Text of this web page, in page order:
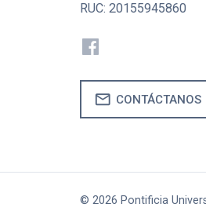
RUC: 20155945860
mail CONTÁCTANOS
© 2026 Pontificia